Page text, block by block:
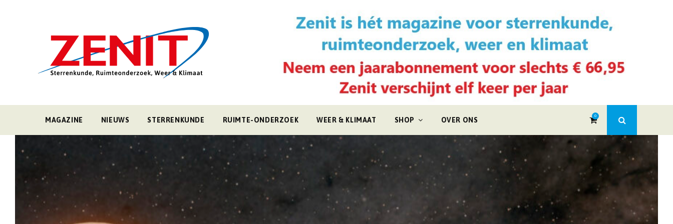
MAGAZINE NIEUWS STERRENKUNDE RUIMTE-ONDERZOEK WEER & KLIMAAT SHOP OVER ONS
0